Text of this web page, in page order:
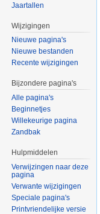
Jaartallen
Wijzigingen
Nieuwe pagina's
Nieuwe bestanden
Recente wijzigingen
Bijzondere pagina's
Alle pagina's
Beginnetjes
Willekeurige pagina
Zandbak
Hulpmiddelen
Verwijzingen naar deze
pagina
Verwante wijzigingen
Speciale pagina's
Printvriendelijke versie